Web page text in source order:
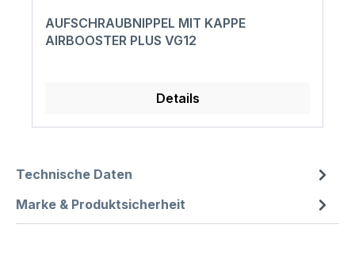
AUFSCHRAUBNIPPEL MIT KAPPE
AIRBOOSTER PLUS VG12
Details
Technische Daten
Marke & Produktsicherheit